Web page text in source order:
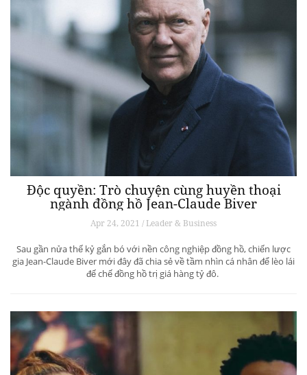
Độc quyền: Trò chuyện cùng huyền thoại
ngành đồng hồ Jean-Claude Biver
Apr 24, 2021 / Leader & Business
Sau gần nửa thế kỷ gắn bó với nền công nghiệp đồng hồ, chiến lược
gia Jean-Claude Biver mới đây đã chia sẻ về tầm nhìn cá nhân để lèo lái
đế chế đồng hồ trị giá hàng tỷ đô.